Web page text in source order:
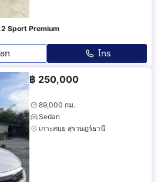
Sport Premium
ท โทร
฿ 250,000
89,000 กม.
Sedan
เกาะสมุย สุราษฎร์ธานี